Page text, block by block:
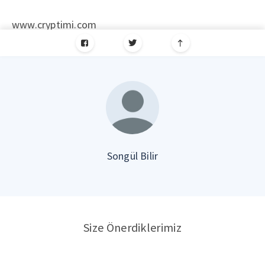
www.cryptimi.com
Songül Bilir
Size Önerdiklerimiz